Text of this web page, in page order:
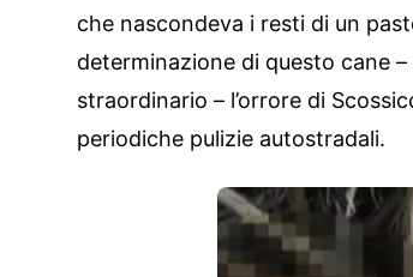
che nascondeva i resti di un
determinazione di questo cane
straordinario – l’orrore di
periodiche pulizie autostradali.